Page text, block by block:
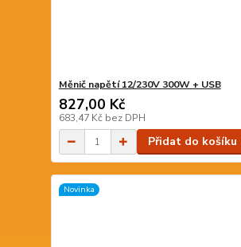
Měnič napětí 12/230V 300W + USB
827,00 Kč
683,47 Kč bez DPH
Přidat do košíku
Novinka